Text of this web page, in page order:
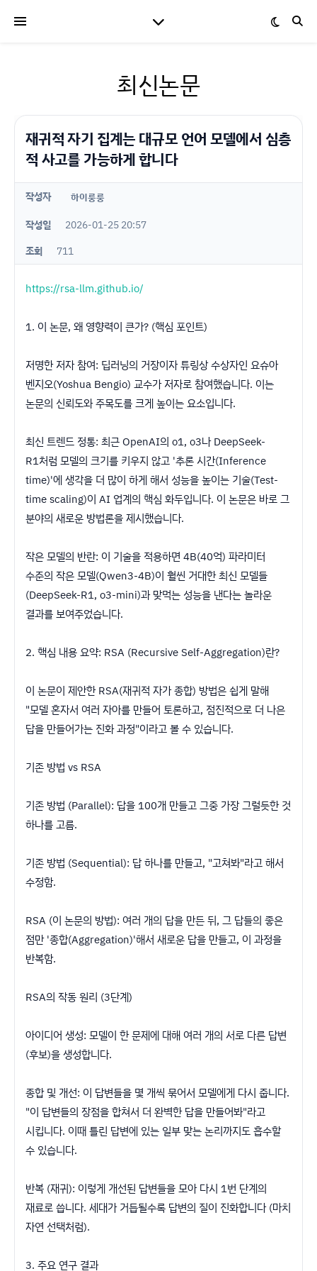
최신논문
재귀적 자기 집계는 대규모 언어 모델에서 심층
적 사고를 가능하게 합니다
작성자 하이룽룽
작성일
2026-01-25 20:57
조회
711
https://rsa-llm.github.io/
​1. 이 논문, 왜 영향력이 큰가? (핵심 포인트)
​저명한 저자 참여: 딥러닝의 거장이자 튜링상 수상자인 요슈아
벤지오(Yoshua Bengio) 교수가 저자로 참여했습니다. 이는
논문의 신뢰도와 주목도를 크게 높이는 요소입니다.
​최신 트렌드 정통: 최근 OpenAI의 o1, o3나 DeepSeek-
R1처럼 모델의 크기를 키우지 않고 '추론 시간(Inference
time)'에 생각을 더 많이 하게 해서 성능을 높이는 기술(Test-
time scaling)이 AI 업계의 핵심 화두입니다. 이 논문은 바로 그
분야의 새로운 방법론을 제시했습니다.
​작은 모델의 반란: 이 기술을 적용하면 4B(40억) 파라미터
수준의 작은 모델(Qwen3-4B)이 훨씬 거대한 최신 모델들
(DeepSeek-R1, o3-mini)과 맞먹는 성능을 낸다는 놀라운
결과를 보여주었습니다.
​2. 핵심 내용 요약: RSA (Recursive Self-Aggregation)란?
​이 논문이 제안한 RSA(재귀적 자가 종합) 방법은 쉽게 말해
"모델 혼자서 여러 자아를 만들어 토론하고, 점진적으로 더 나은
답을 만들어가는 진화 과정"이라고 볼 수 있습니다.
​기존 방법 vs RSA
​기존 방법 (Parallel): 답을 100개 만들고 그중 가장 그럴듯한 것
하나를 고름.
​기존 방법 (Sequential): 답 하나를 만들고, "고쳐봐"라고 해서
수정함.
​RSA (이 논문의 방법): 여러 개의 답을 만든 뒤, 그 답들의 좋은
점만 '종합(Aggregation)'해서 새로운 답을 만들고, 이 과정을
반복함.
​RSA의 작동 원리 (3단계)
​아이디어 생성: 모델이 한 문제에 대해 여러 개의 서로 다른 답변
(후보)을 생성합니다.
​종합 및 개선: 이 답변들을 몇 개씩 묶어서 모델에게 다시 줍니다.
"이 답변들의 장점을 합쳐서 더 완벽한 답을 만들어봐"라고
시킵니다. 이때 틀린 답변에 있는 일부 맞는 논리까지도 흡수할
수 있습니다.
​반복 (재귀): 이렇게 개선된 답변들을 모아 다시 1번 단계의
재료로 씁니다. 세대가 거듭될수록 답변의 질이 진화합니다 (마치
자연 선택처럼).
​3. 주요 연구 결과